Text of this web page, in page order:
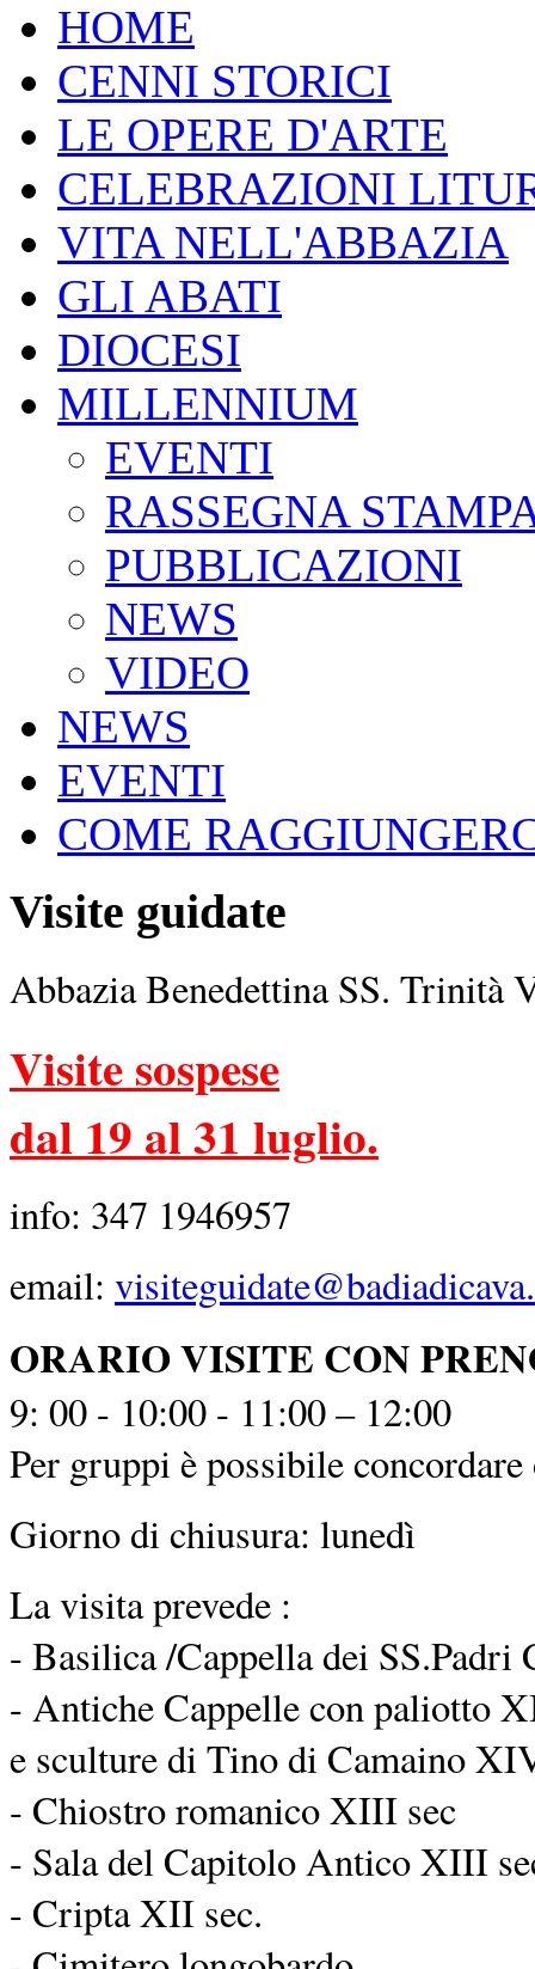
HOME
CENNI STORICI
LE OPERE D'ARTE
CELEBRAZIONI
VITA NELL'ABBAZIA
GLI ABATI
DIOCESI
MILLENNIUM
EVENTI
RASSEGNA
PUBBLICAZIONI
NEWS
VIDEO
NEWS
EVENTI
COME
Visite guidate
Abbazia Benedettina SS. Trinità
Visite sospese
dal 19 al 31 luglio.
info: 347 1946957
email:
ORARIO VISITE CON
9: 00 - 10:00 - 11:00 – 12:00
Per gruppi è possibile
Giorno di chiusura: lunedì
La visita prevede :
- Basilica /Cappella dei
- Antiche Cappelle con paliotto
e sculture di Tino di Camaino
- Chiostro romanico XIII sec
- Sala del Capitolo Antico XIII
- Cripta XII sec.